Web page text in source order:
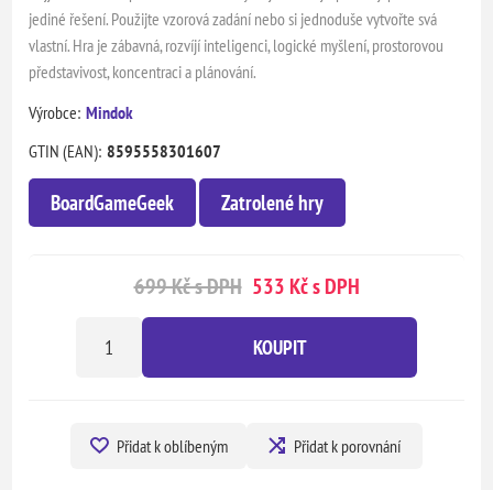
jediné řešení. Použijte vzorová zadání nebo si jednoduše vytvořte svá
vlastní. Hra je zábavná, rozvíjí inteligenci, logické myšlení, prostorovou
představivost, koncentraci a plánování.
Výrobce: Mindok
GTIN (EAN): 8595558301607
BoardGameGeek Zatrolené hry
699 Kč s DPH 533 Kč s DPH
KOUPIT
Přidat k oblíbeným Přidat k porovnání